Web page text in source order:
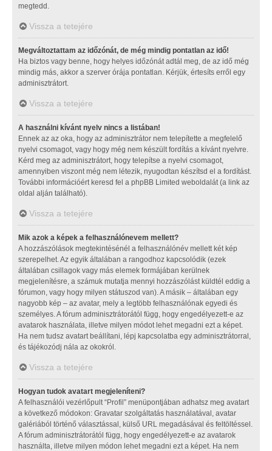
megtedd.
Vissza a tetejére
Megváltoztattam az időzónát, de még mindig pontatlan az idő!
Ha biztos vagy benne, hogy helyes időzónát adtál meg, de az idő még
mindig más, akkor a szerver órája pontatlan. Kérjük, értesíts erről egy
adminisztrátort.
Vissza a tetejére
A használni kívánt nyelv nincs a listában!
Ennek az az oka, hogy az adminisztrátor nem telepítette a megfelelő
nyelvi csomagot, vagy hogy még nem készült fordítás a kívánt nyelvre.
Kérd meg az adminisztrátort, hogy telepítse a nyelvi csomagot,
amennyiben viszont még nem létezik, nyugodtan készítsd el a fordítást.
További információért keresd fel a phpBB Limited weboldalát (a link az
oldal alján található).
Vissza a tetejére
Mik azok a képek a felhasználónevem mellett?
A hozzászólások megtekintésénél a felhasználónév mellett két kép
szerepelhet. Az egyik általában a rangodhoz kapcsolódik (ezek
általában csillagok vagy más elemek formájában kerülnek
megjelenítésre, a számuk mutatja mennyi hozzászólást küldtél eddig a
fórumon, vagy hogy milyen státuszod van). A másik – általában egy
nagyobb kép – az avatar, mely a legtöbb felhasználónak egyedi és
személyes. A fórum adminisztrátorától függ, hogy engedélyezett-e az
avatarok használata, illetve milyen módot lehet megadni ezt a képet.
Ha nem tudsz avatart beállítani, lépj kapcsolatba egy adminisztrátorral,
és tájékozódj nála az okokról.
Vissza a tetejére
Hogyan tudok avatart megjeleníteni?
A felhasználói vezérlőpult “Profil” menüpontjában adhatsz meg avatart
a következő módokon: Gravatar szolgáltatás használatával, avatar
galériából történő választással, külső URL megadásával és feltöltéssel.
A fórum adminisztrátorától függ, hogy engedélyezett-e az avatarok
használta, illetve milyen módon lehet megadni ezt a képet. Ha nem